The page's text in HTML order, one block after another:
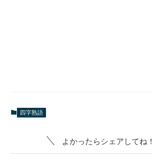
四字熟語
よかったらシェアしてね！